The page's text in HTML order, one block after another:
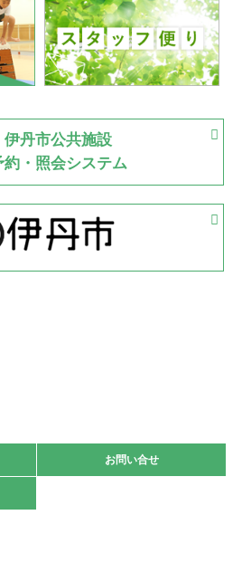
猪名川運動広場
古池運動広場
ル大会が開催
トン競技の部
ールの部開催☆
伊丹市公共施設
約・照会システム
お問い合せ
お問い合せ